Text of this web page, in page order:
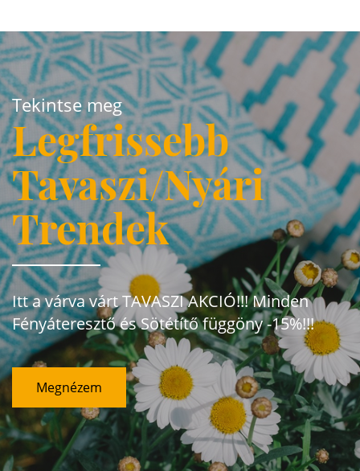
Tekintse meg
Legfrissebb
Tavaszi/Nyári
Trendek
Itt a várva várt TAVASZI AKCIÓ!!! Minden
Fényáteresztő és Sötétítő függöny -15%!!!
Megnézem